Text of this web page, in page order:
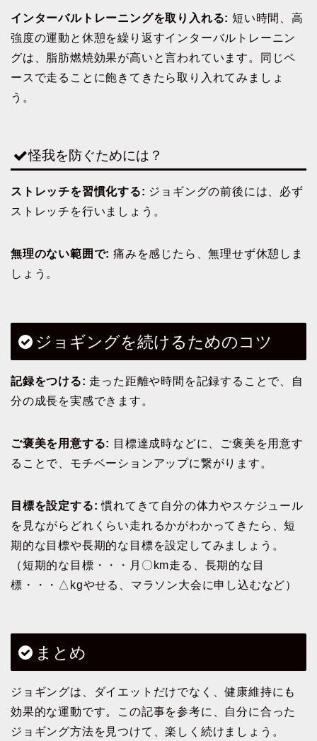
インターバルトレーニングを取り入れる: 短い時間、高
強度の運動と休憩を繰り返すインターバルトレーニン
グは、脂肪燃焼効果が高いと言われています。同じペ
ースで走ることに飽きてきたら取り入れてみましょ
う。
怪我を防ぐためには？
ストレッチを習慣化する: ジョギングの前後には、必ず
ストレッチを行いましょう。
無理のない範囲で: 痛みを感じたら、無理せず休憩しま
しょう。
ジョギングを続けるためのコツ
記録をつける: 走った距離や時間を記録することで、自
分の成長を実感できます。
ご褒美を用意する: 目標達成時などに、ご褒美を用意す
ることで、モチベーションアップに繋がります。
目標を設定する: 慣れてきて自分の体力やスケジュール
を見ながらどれくらい走れるかがわかってきたら、短
期的な目標や長期的な目標を設定してみましょう。
（短期的な目標・・・月〇km走る、長期的な目
標・・・△kgやせる、マラソン大会に申し込むなど）
まとめ
ジョギングは、ダイエットだけでなく、健康維持にも
効果的な運動です。この記事を参考に、自分に合った
ジョギング方法を見つけて、楽しく続けましょう。